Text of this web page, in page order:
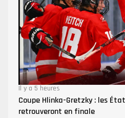
Il y a 5 heures
Coupe Hlinka-Gretzky : les
retrouveront en finale